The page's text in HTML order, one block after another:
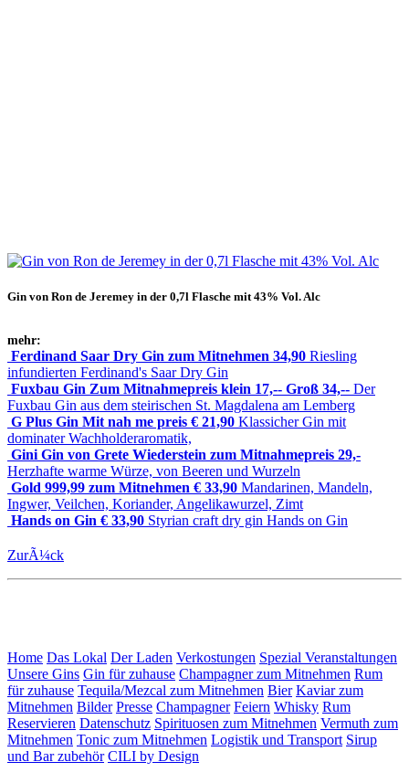
Gin von Ron de Jeremey in der 0,7l Flasche mit 43% Vol. Alc
mehr:
Ferdinand Saar Dry Gin zum Mitnehmen 34,90 Riesling
infundierten Ferdinand's Saar Dry Gin
Fuxbau Gin Zum Mitnahmepreis klein 17,-- Groß 34,-- Der
Fuxbau Gin aus dem steirischen St. Magdalena am Lemberg
G Plus Gin Mit ­nah ­me ­preis € 21,90 Klassicher Gin mit
dominater Wachholderaromatik,
Gini Gin von Grete Wiederstein zum Mitnahmepreis 29,-
Herzhafte warme Würze, von Beeren und Wurzeln
Gold 999,99 zum Mitnehmen € 33,90 Mandarinen, Mandeln,
Ingwer, Veilchen, Koriander, Angelikawurzel, Zimt
Hands on Gin € 33,90 Styrian craft dry gin Hands on Gin
ZurÃ¼ck
Home Das Lokal Der Laden Verkostungen Spezial Veranstaltungen
Unsere Gins Gin für zuhause Champagner zum Mitnehmen Rum
für zuhause Tequila/Mezcal zum Mitnehmen Bier Kaviar zum
Mitnehmen Bilder Presse Champagner Feiern Whisky Rum
Reservieren Datenschutz Spirituosen zum Mitnehmen Vermuth zum
Mitnehmen Tonic zum Mitnehmen Logistik und Transport Sirup
und Bar zubehör CILI by Design